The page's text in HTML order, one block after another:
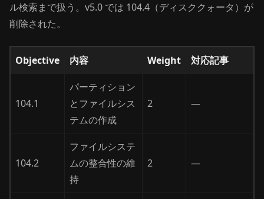
ル検索まで扱う。v5.0 では 104.4（ディスククォータ）が
削除された。
Objective 内容 Weight 対応記事
104.1
パーティション
とファイルシス
テムの作成
2 —
104.2
ファイルシステ
ムの整合性の維
持
2 —